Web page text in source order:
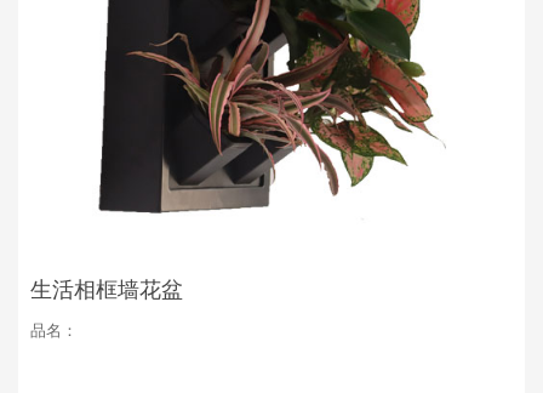
生活相框墙花盆
品名：